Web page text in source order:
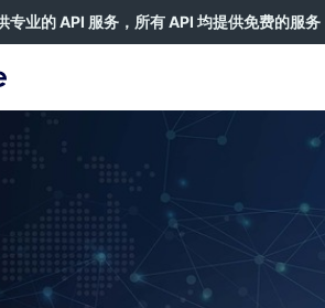
专业的 API 服务，所有 API 均提供免费的服务